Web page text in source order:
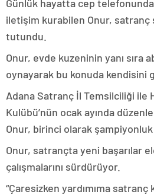
Günlük hayatta cep
iletişim kurabilen Onur, satranç
tutundu.
Onur, evde kuzeninin yanı sıra
oynayarak bu konuda kendisini
Adana Satranç İl Temsilciliği ile
Kulübü’nün ocak ayında
Onur, birinci olarak
Onur, satrançta yeni başarılar
çalışmalarını sürdürüyor.
“Çaresizken yardımıma satranç